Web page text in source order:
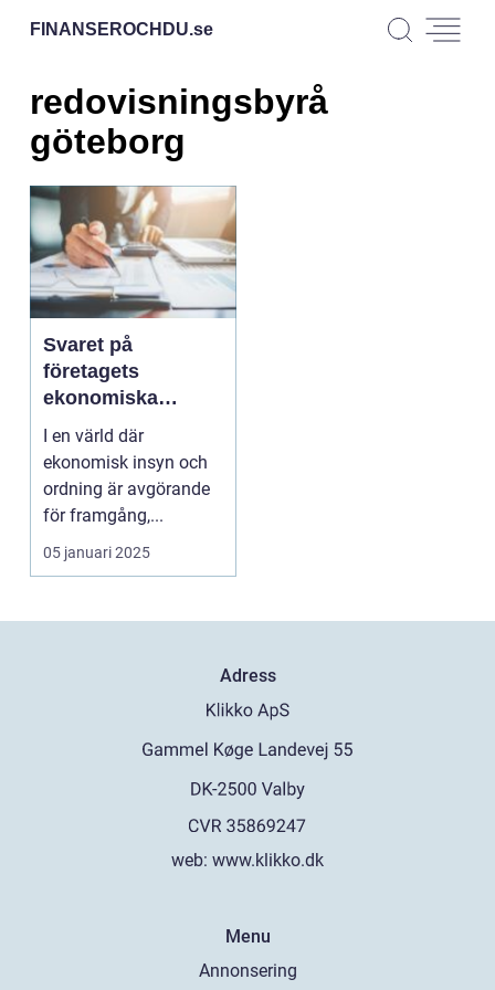
FINANSEROCHDU.se
redovisningsbyrå
göteborg
Svaret på
företagets
ekonomiska
utmaningar:
professionell
redovisning i
Göteborg
I en värld där
ekonomisk insyn och
ordning är avgörande
för framgång,...
05 januari 2025
Adress
web: www.klikko.dk
Menu
Annonsering